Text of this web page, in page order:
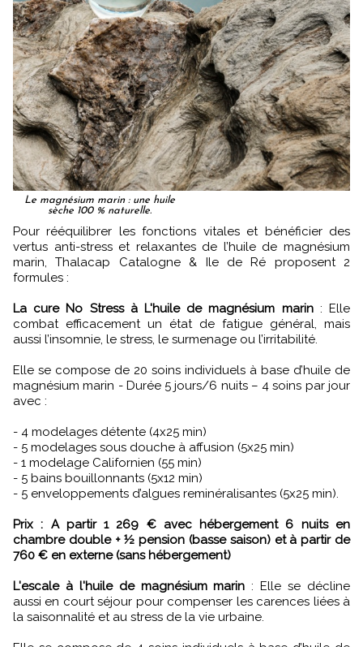
Le magnésium marin : une huile
sèche 100 % naturelle.
Pour rééquilibrer les fonctions vitales et bénéficier des
vertus anti-stress et relaxantes de l’huile de magnésium
marin, Thalacap Catalogne & Ile de Ré proposent 2
formules :
La cure No Stress à L'huile de magnésium marin: Elle
combat efficacement un état de fatigue général, mais
aussi l’insomnie, le stress, le surmenage ou l’irritabilité.
Elle se compose de 20 soins individuels à base d’huile de
magnésium marin - Durée 5 jours/6 nuits – 4 soins par jour
avec :
- 4 modelages détente (4x25 min)
- 5 modelages sous douche à affusion (5x25 min)
- 1 modelage Californien (55 min)
- 5 bains bouillonnants (5x12 min)
- 5 enveloppements d’algues reminéralisantes (5x25 min).
Prix : A partir 1 269 € avec hébergement 6 nuits en
chambre double + ½ pension (basse saison) et à partir de
760 € en externe (sans hébergement)
L'escale à l'huile de magnésium marin : Elle se décline
aussi en court séjour pour compenser les carences liées à
la saisonnalité et au stress de la vie urbaine.